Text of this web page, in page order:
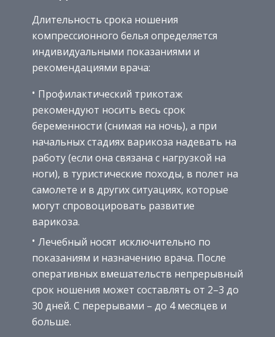
Длительность срока ношения
компрессионного белья определяется
индивидуальными показаниями и
рекомендациями врача:
Профилактический трикотаж
рекомендуют носить весь срок
беременности (снимая на ночь), а при
начальных стадиях варикоза надевать на
работу (если она связана с нагрузкой на
ноги), в туристические походы, в полет на
самолете и в других ситуациях, которые
могут спровоцировать развитие
варикоза.
Лечебный носят исключительно по
показаниям и назначению врача. После
оперативных вмешательств непрерывный
срок ношения может составлять от 2–3 до
30 дней. С перерывами – до 4 месяцев и
больше.